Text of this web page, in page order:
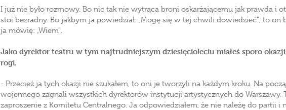
I już nie było rozmowy. Bo nic tak nie wytrąca broni oskarżającemu jak prawda i
stoi bezradny. Bo jakbym ja powiedział: „Mogę się w tej chwili dowiedzieć", to on
ja mówię: „Wiem".
Jako dyrektor teatru w tym najtrudniejszym dziesięcioleciu miałeś sporo
rogi.
- Przecież ja tych okazji nie szukałem, to oni je tworzyli na każdym kroku. Na
wojennego zagnali wszystkich dyrektorów instytucji artystycznych do Warszawy.
zaproszenie z Komitetu Centralnego. Ja odpowiedziałem, że nie należę do partii i